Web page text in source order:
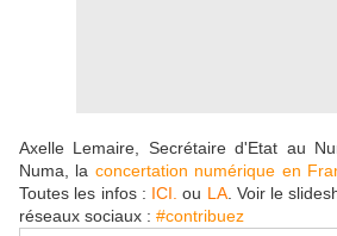
Axelle Lemaire, Secrétaire d'Etat au
Numa, la concertation numérique en
Toutes les infos : ICI. ou LA. Voir le
réseaux sociaux : #contribuez